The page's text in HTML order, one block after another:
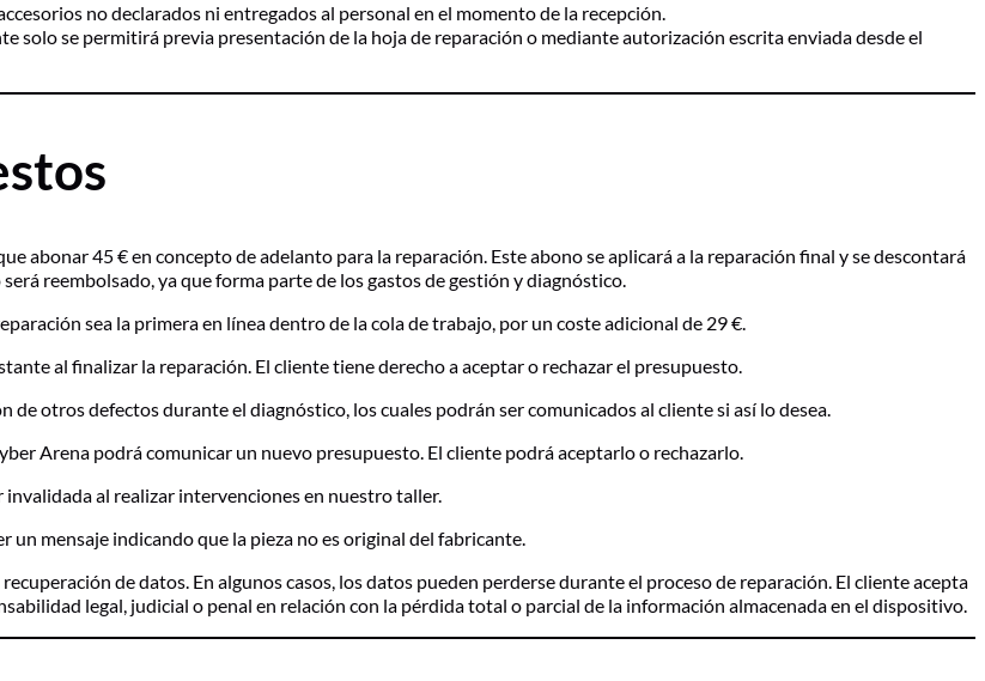
no declarados ni entregados al personal en el momento de la recepción.
solo se permitirá previa presentación de la hoja de reparación o mediante autorización escrita enviada desde el
abonar 45 € en concepto de adelanto para la reparación. Este abono se aplicará a la reparación final y se descontará
reembolsado, ya que forma parte de los gastos de gestión y diagnóstico.
sea la primera en línea dentro de la cola de trabajo, por un coste adicional de 29 €.
al finalizar la reparación. El cliente tiene derecho a aceptar o rechazar el presupuesto.
otros defectos durante el diagnóstico, los cuales podrán ser comunicados al cliente si así lo desea.
Arena podrá comunicar un nuevo presupuesto. El cliente podrá aceptarlo o rechazarlo.
al realizar intervenciones en nuestro taller.
un mensaje indicando que la pieza no es original del fabricante.
de datos. En algunos casos, los datos pueden perderse durante el proceso de reparación. El cliente acepta
legal, judicial o penal en relación con la pérdida total o parcial de la información almacenada en el dispositivo.